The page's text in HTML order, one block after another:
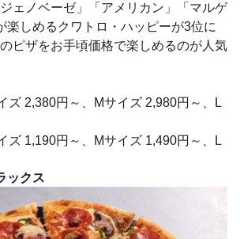
ジェノベーゼ」「アメリカン」「マルゲ
楽しめるクワトロ・ハッピーが3位に
ピザをお手頃価格で楽しめるのが人気
ズ 2,380円～、Mサイズ 2,980円～、L
ズ 1,190円～、Mサイズ 1,490円～、L
ックス